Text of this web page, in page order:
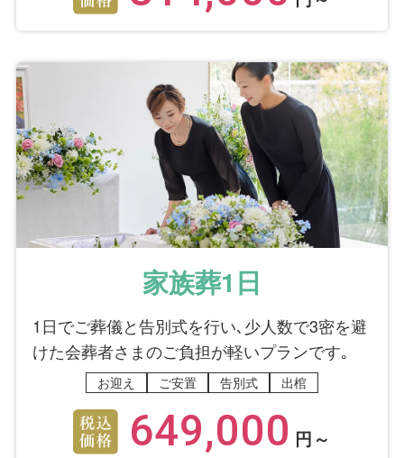
家族葬1日
1日でご葬儀と告別式を行い､少人数で3密を避
けた会葬者さまのご負担が軽いプランです｡
お迎え ご安置 告別式 出棺
649,000 円～